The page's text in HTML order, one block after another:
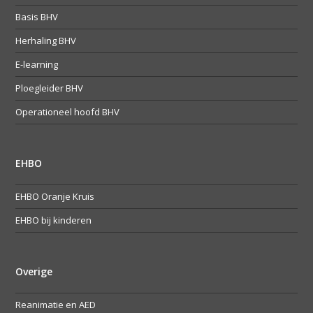
Basis BHV
Herhaling BHV
E-learning
Ploegleider BHV
Operationeel hoofd BHV
EHBO
EHBO Oranje Kruis
EHBO bij kinderen
Overige
Reanimatie en AED